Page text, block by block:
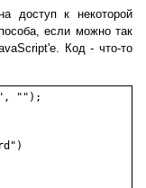
доступ к некоторой
если можно так
Код - что-то
"");